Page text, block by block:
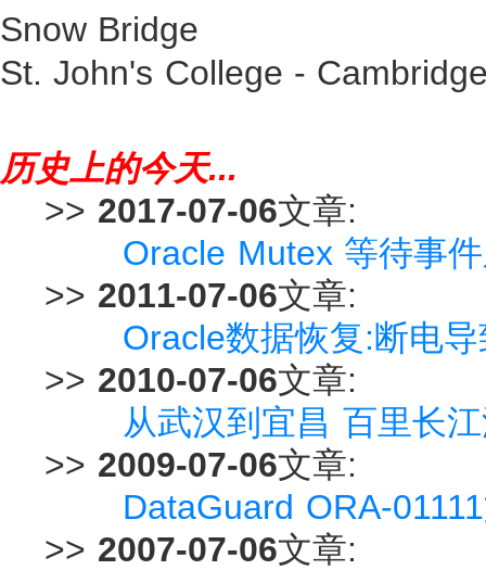
Snow Bridge
St. John's College -
历史上的今天...
>> 2017-07-06文章:
Oracle Mutex 等待事
>> 2011-07-06文章:
Oracle数据恢复:断电
>> 2010-07-06文章:
从武汉到宜昌 百里长
>> 2009-07-06文章:
DataGuard ORA-
>> 2007-07-06文章: